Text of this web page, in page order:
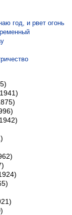
год, и рвет огонь